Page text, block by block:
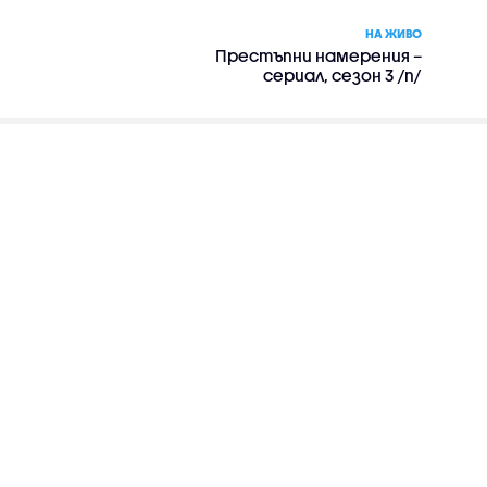
НА ЖИВО
Престъпни намерения –
сериал, сезон 3 /п/